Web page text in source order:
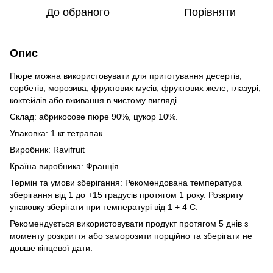
До обраного Порівняти
Опис
Пюре можна використовувати для приготування десертів,
сорбетів, морозива, фруктових мусів, фруктових желе, глазурі,
коктейлів або вживання в чистому вигляді.
Склад: абрикосове пюре 90%, цукор 10%.
Упаковка: 1 кг тетрапак
Виробник: Ravifruit
Країна виробника: Франція
Термін та умови зберігання: Рекомендована температура
зберігання від 1 до +15 градусів протягом 1 року. Розкриту
упаковку зберігати при температурі від 1 + 4 С.
Рекомендується використовувати продукт протягом 5 днів з
моменту розкриття або заморозити порційно та зберігати не
довше кінцевої дати.